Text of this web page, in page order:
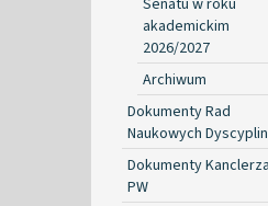
akademickim
2026/2027
Archiwum
Dokumenty Rad
Naukowych Dyscyplin
Dokumenty Kanclerza
PW